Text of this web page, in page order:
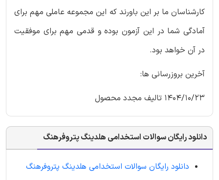
کارشناسان ما بر این باورند که این مجموعه عاملی مهم برای
آمادگی شما در این آزمون بوده و قدمی مهم برای موفقیت
در آن خواهد بود.
آخرین بروزرسانی ها:
1404/10/23 تالیف مجدد محصول
دانلود رایگان سوالات استخدامی هلدینگ پتروفرهنگ
دانلود رایگان سوالات استخدامی هلدینگ پتروفرهنگ